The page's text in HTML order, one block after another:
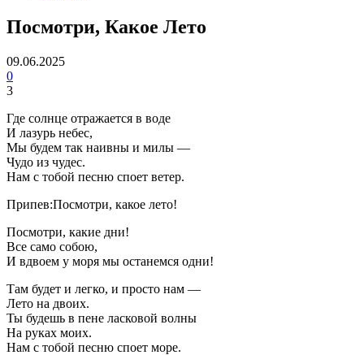
Посмотри, Какое Лето
09.06.2025
0
3
Где солнце отражается в воде
И лазурь небес,
Мы будем так наивны и милы —
Чудо из чудес.
Нам с тобой песню споет ветер.
Припев:Посмотри, какое лето!
Посмотри, какие дни!
Все само собою,
И вдвоем у моря мы останемся одни!
Там будет и легко, и просто нам —
Лето на двоих.
Ты будешь в пене ласковой волны
На руках моих.
Нам с тобой песню споет море.